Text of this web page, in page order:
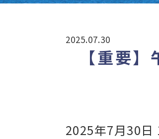
2025.07.30
【重要
2025年7月30日